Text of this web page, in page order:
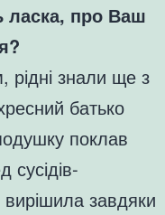
ласка, про Ваш
знали ще з
батько
поклав
вирішила завдяки